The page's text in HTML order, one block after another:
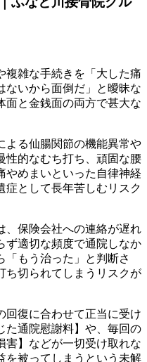
複雑な手続きを「大した痛
ないから面倒だ」と曖昧な
面と金銭面の両方で甚大な
よる仙腸関節の機能異常や
性的なむち打ち、頑固な腰
やめまいといった自律神経
症として長年苦しむリスク
、保険会社への連絡が遅れ
ず適切な頻度で通院しなか
「もう治った」と判断さ
ち切られてしまうリスクが
回復に合わせて正当に受け
た通院慰謝料】や、毎回の
害】などが一切受け取れな
を被ってしまうという未解